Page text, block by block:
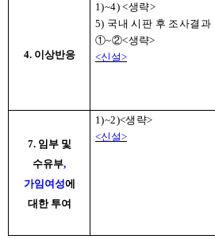
4. 이상반응
1)~4) <생략>
5) 국내 시판 후 조사결과
①~②<생략>
<신설>
7. 임부 및
수유부,
가임여성에
대한 투여
1)~2)<생략>
<신설>